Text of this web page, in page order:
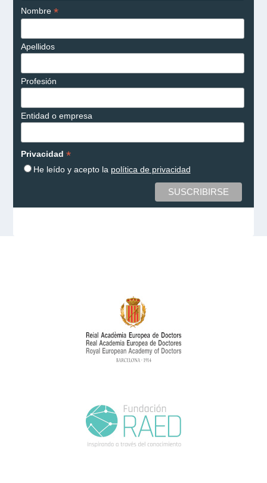
Nombre *
Apellidos
Profesión
Entidad o empresa
Privacidad *
He leído y acepto la política de privacidad